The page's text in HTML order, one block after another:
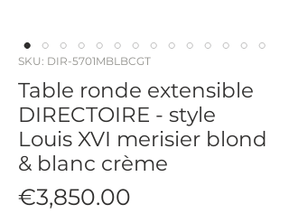
SKU: DIR-5701MBLBCGT
Table ronde extensible
DIRECTOIRE - style
Louis XVI merisier blond
& blanc crème
€3,850.00